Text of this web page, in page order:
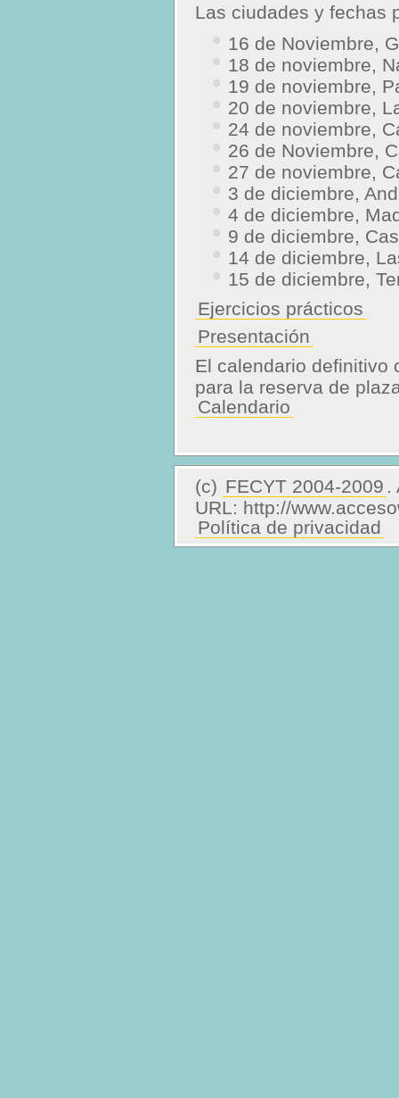
Las ciudades y fechas
16 de Noviembre,
18 de noviembre,
19 de noviembre,
20 de noviembre,
24 de noviembre,
26 de Noviembre,
27 de noviembre,
3 de diciembre,
4 de diciembre,
9 de diciembre,
14 de diciembre,
15 de diciembre,
Ejercicios prácticos
Presentación
El calendario definitivo
para la reserva de
Calendario
(c) FECYT 2004-2009 .
URL: http://
Política de privacidad